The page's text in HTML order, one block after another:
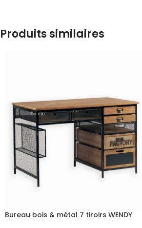
Produits similaires
Bureau bois & métal 7 tiroirs WENDY